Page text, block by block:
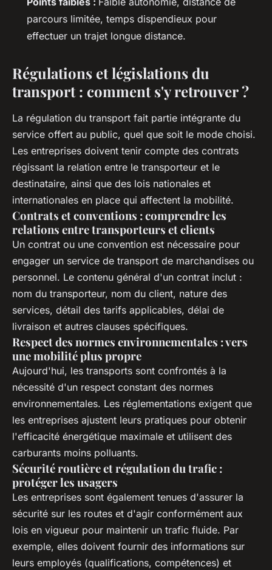
parcours limitée, temps dispendieux pour
effectuer un trajet longue distance.
Régulations et législations du
transport : comment s'y retrouver ?
La régulation du transport fait partie intégrante du
service offert au public, quel que soit le mode choisi.
Les entreprises doivent tenir compte des contrats
régissant la relation entre le transporteur et le
destinataire, ainsi que des lois nationales et
internationales en place qui affectent la mobilité.
Contrats et conventions : comprendre les
relations entre transporteurs et clients
Un contrat ou une convention est nécessaire pour
engager un service de transport de marchandises ou
personnel. Le contenu général d'un contrat inclut :
nom du transporteur, nom du client, nature des
services, détail des tarifs applicables, délai de
livraison et autres clauses spécifiques.
Respect des normes environnementales : vers
une mobilité plus propre
Aujourd'hui, les transports sont confrontés à la
nécessité d'un respect constant des normes
environnementales. Les réglementations exigent que
les entreprises ajustent leurs pratiques pour obtenir
l'efficacité énergétique maximale et utilisent des
carburants moins polluants.
Sécurité routière et régulation du trafic :
protéger les usagers
Les entreprises sont également tenues d'assurer la
sécurité sur les routes et d'agir conformément aux
lois en vigueur pour maintenir un trafic fluide. Par
exemple, elles doivent fournir des informations sur
leurs employés (qualifications, compétences) et